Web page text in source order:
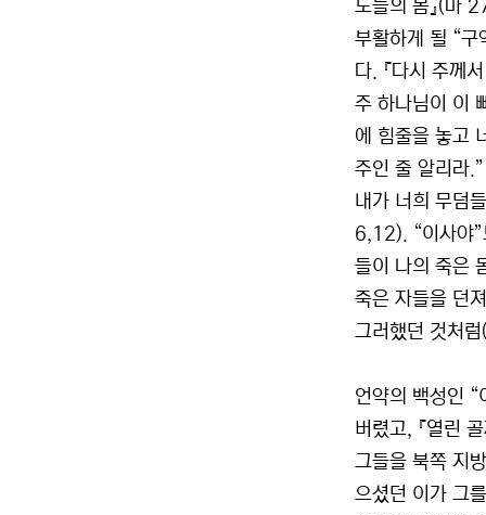
도들의 몸』(마
부활하게 될 “구
다. 『다시 주께
주 하나님이 이
에 힘줄을 놓고
주인 줄 알리라
내가 너희 무덤
6,12). “이사야”
들이 나의 죽은
죽은 자들을 던
그러했던 것처
언약의 백성인 “
버렸고, 『열린
그들을 북쪽 지
으셨던 이가 그